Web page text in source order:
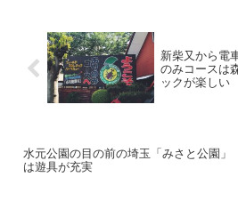
新柴又から電
のみコースは
ックが楽しい
水元公園の目の前の埼玉「みさと公園」
は遊具が充実